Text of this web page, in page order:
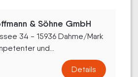
& Söhne GmbH
34 - 15936 Dahme/Mark
und...
Details